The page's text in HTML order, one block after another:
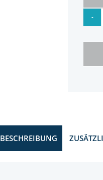
-
BESCHREIBUNG